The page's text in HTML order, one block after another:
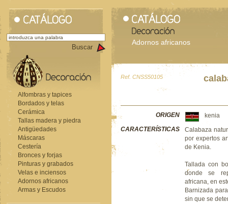
Buscar
Alfombras y tapices
Bordados y telas
Cerámica
Tallas madera y piedra
Antigüedades
Máscaras
Cestería
Bronces y forjas
Pinturas y grabados
Velas e inciensos
Adornos africanos
Armas y Escudos
Adornos africanos
Ref. CNSS50105
ORIGEN
kenia
CARACTERÍSTICAS
Calabaza
por expertos
de Kenia.
Tallada con
donde se
africana, en
Barnizada
sin que se